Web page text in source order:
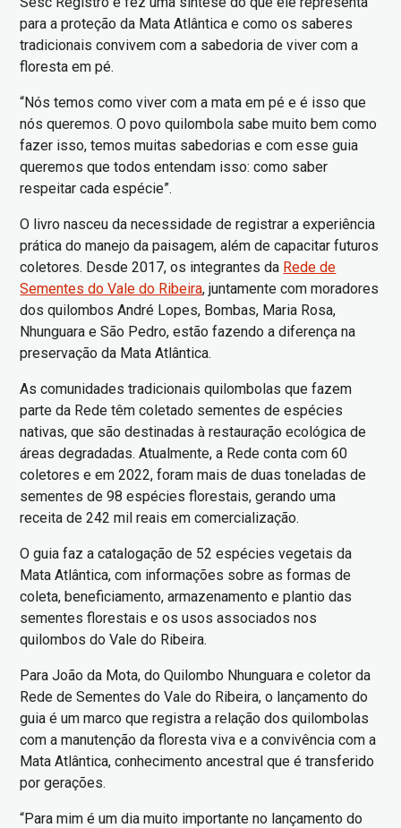
para a proteção da Mata Atlântica e como os saberes
tradicionais convivem com a sabedoria de viver com a
floresta em pé.
“Nós temos como viver com a mata em pé e é isso que
nós queremos. O povo quilombola sabe muito bem como
fazer isso, temos muitas sabedorias e com esse guia
queremos que todos entendam isso: como saber
respeitar cada espécie”.
O livro nasceu da necessidade de registrar a experiência
prática do manejo da paisagem, além de capacitar futuros
coletores. Desde 2017, os integrantes da Rede de
Sementes do Vale do Ribeira, juntamente com moradores
dos quilombos André Lopes, Bombas, Maria Rosa,
Nhunguara e São Pedro, estão fazendo a diferença na
preservação da Mata Atlântica.
As comunidades tradicionais quilombolas que fazem
parte da Rede têm coletado sementes de espécies
nativas, que são destinadas à restauração ecológica de
áreas degradadas. Atualmente, a Rede conta com 60
coletores e em 2022, foram mais de duas toneladas de
sementes de 98 espécies florestais, gerando uma
receita de 242 mil reais em comercialização.
O guia faz a catalogação de 52 espécies vegetais da
Mata Atlântica, com informações sobre as formas de
coleta, beneficiamento, armazenamento e plantio das
sementes florestais e os usos associados nos
quilombos do Vale do Ribeira.
Para João da Mota, do Quilombo Nhunguara e coletor da
Rede de Sementes do Vale do Ribeira, o lançamento do
guia é um marco que registra a relação dos quilombolas
com a manutenção da floresta viva e a convivência com a
Mata Atlântica, conhecimento ancestral que é transferido
por gerações.
“Para mim é um dia muito importante no lançamento do